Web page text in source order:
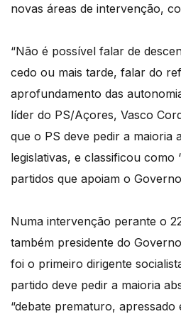
novas áreas de intervenção,
“Não é possível falar de
cedo ou mais tarde, falar do
aprofundamento das
líder do PS/Açores, Vasco
que o PS deve pedir a maioria
legislativas, e classificou como
partidos que apoiam o
Numa intervenção perante o
também presidente do
foi o primeiro dirigente
partido deve pedir a maioria
“debate prematuro, apressado